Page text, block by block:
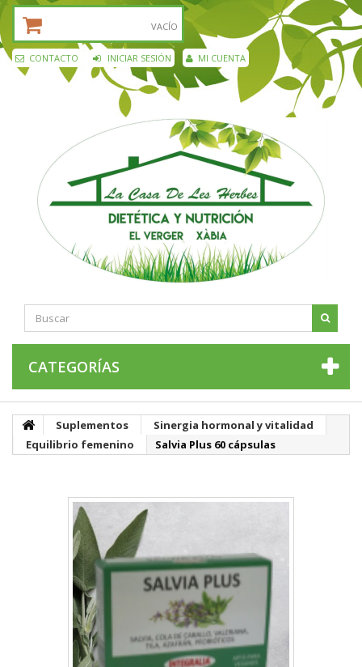
VACÍO
CONTACTO INICIAR SESIÓN MI CUENTA
CATEGORÍAS
Suplementos
Sinergia hormonal y vitalidad
Equilibrio femenino
Salvia Plus 60 cápsulas